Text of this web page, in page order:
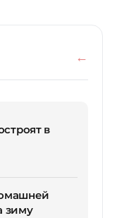
в
зиму